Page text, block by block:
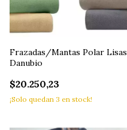
Frazadas/Mantas Polar Lisas
Danubio
$20.250,23
¡Solo quedan 3 en stock!